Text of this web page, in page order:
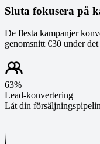
Sluta fokusera på
De flesta kampanjer
genomsnitt €30 under
63%
Lead-konvertering
Låt din